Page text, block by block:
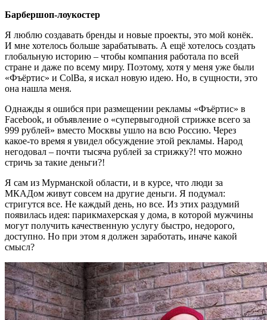
Барбершоп-лоукостер
Я люблю создавать бренды и новые проекты, это мой конёк.
И мне хотелось больше зарабатывать. А ещё хотелось создать
глобальную историю – чтобы компания работала по всей
стране и даже по всему миру. Поэтому, хотя у меня уже были
«Фъёртис» и ColBa, я искал новую идею. Но, в сущности, это
она нашла меня.
Однажды я ошибся при размещении рекламы «Фъёртис» в
Facebook, и объявление о «супервыгодной стрижке всего за
999 рублей» вместо Москвы ушло на всю Россию. Через
какое-то время я увидел обсуждение этой рекламы. Народ
негодовал – почти тысяча рублей за стрижку?! что можно
стричь за такие деньги?!
Я сам из Мурманской области, и в курсе, что люди за
МКАДом живут совсем на другие деньги. Я подумал:
стригутся все. Не каждый день, но все. Из этих раздумий
появилась идея: парикмахерская у дома, в которой мужчины
могут получить качественную услугу быстро, недорого,
доступно. Но при этом я должен заработать, иначе какой
смысл?